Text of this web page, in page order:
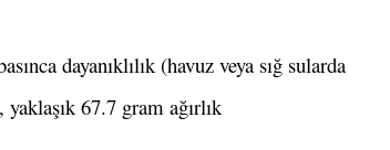
dayanıklılık (havuz veya sığ sularda
yaklaşık 67.7 gram ağırlık